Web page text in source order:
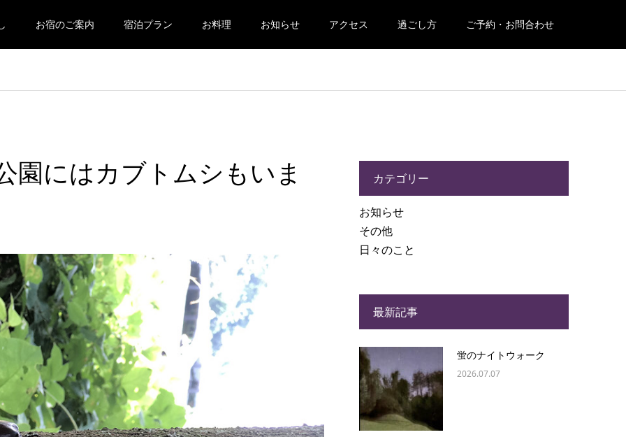
お宿のご案内 宿泊プラン お料理 お知らせ アクセス 過ごし方 ご予約・お問合わせ
園にはカブトムシもいま カテゴリー
お知らせ
その他
日々のこと
最新記事
蛍のナイトウォーク
2026.07.07